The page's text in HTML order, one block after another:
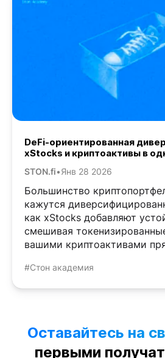
DeFi-ориентированная
xStocks и криптоактивы в
STON.fi•Янв 28 2026
Большинство
кажутся
как xStocks добавляют
смешивая
вашими криптоактивами
#Стон академия
Оставайтесь на
первыми